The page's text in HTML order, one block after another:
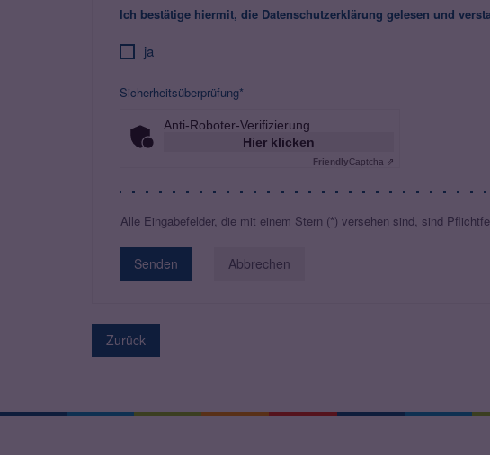
Ich bestätige hiermit, die Datenschutzerklärung gelesen und
ja
Sicherheitsüberprüfung*
Anti-Roboter-Verifizierung
Hier klicken
FriendlyCaptcha ⇗
Alle Eingabefelder, die mit einem Stern (*) versehen sind, sind
Abbrechen
Zurück